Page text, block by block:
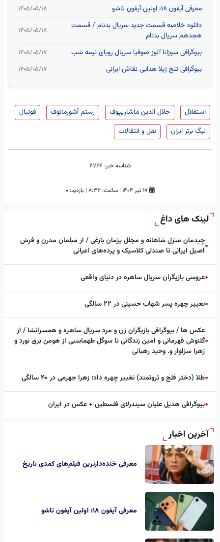
معرفی آیفون ۱۸؛ اولین آیفون تاشو ۱۴۰۵/۰۵/۱۸
دانلود خلاصه قسمت جدید سریال بدنام / قسمت
هجدهم سریال بدنام
۱۴۰۵/۰۵/۱۸
بیوگرافی سوزانا آلوز صوفیا سریال رویای نیمه شب ۱۴۰۵/۰۵/۱۷
بیوگرافی تلخ ژیلا هدایی نقاش ایرانی ۱۴۰۵/۰۵/۱۷
استقلال جلال الدین ماشاریپوف رستم آشورماتوف
فوتبال
لیگ برتر ایران
نقل و انتقالات
شناسه خبر:
۱۷ تیر ۱۴۰۴ | ساعت: ۸:۳۴ | بازدید: 0
لینک های داغ
●چیدمان منزل شاهانه و مجلل پژمان بازغی / از مبلمان مدرن و فرش
اصیل ایرانی تا صندلی کلاسیک و پرده‌های اعیانی
●عروسی بازیگران سریال ساهره در دنیای واقعی
●تغییر چهره پسر شهاب حسینی در ۲۲ سالگی
●
عکس ها / بیوگرافی بازیگران زن و مرد سریال ساهره و همسرانشا / از
گلنوش قهرمانی و امین زندگانی تا سوگل طهماسبی از هومن برق نورد و
زهرا سزاوار و. وحید رهبانی
●طلا (دختر فلج و ثروتمند) تغییر چهره داد؛ زهرا جهرمی در ۴۰ سالگی
●بیوگرافی هدیل علیان سیندرلای فلسطین + عکس در ایران
آخرین اخبار
معرفی خنده‌دارترین فیلم‌های کمدی تاریخ
معرفی آیفون ۱۸؛ اولین آیفون تاشو